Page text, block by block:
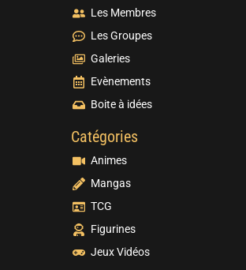
Les Membres
Les Groupes
Galeries
Evènements
Boite à idées
Catégories
Animes
Mangas
TCG
Figurines
Jeux Vidéos